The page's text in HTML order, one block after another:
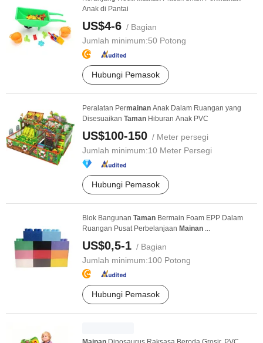
Anak di Pantai
US$4-6 / Bagian
Jumlah minimum:50 Potong
Hubungi Pemasok
Peralatan Permainan Anak Dalam Ruangan yang
Disesuaikan Taman Hiburan Anak PVC
US$100-150 / Meter persegi
Jumlah minimum:10 Meter Persegi
Hubungi Pemasok
Blok Bangunan Taman Bermain Foam EPP Dalam
Ruangan Pusat Perbelanjaan Mainan ...
US$0,5-1 / Bagian
Jumlah minimum:100 Potong
Hubungi Pemasok